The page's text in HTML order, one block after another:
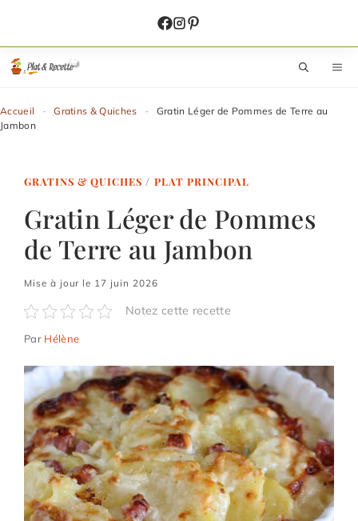
contenu
Accueil - Gratins & Quiches -
Gratin Léger de Pommes de Terre au
Jambon
GRATINS & QUICHES / PLAT PRINCIPAL
Gratin Léger de Pommes
de Terre au Jambon
Mise à jour le 17 juin 2026
Notez cette recette
Par Hélène